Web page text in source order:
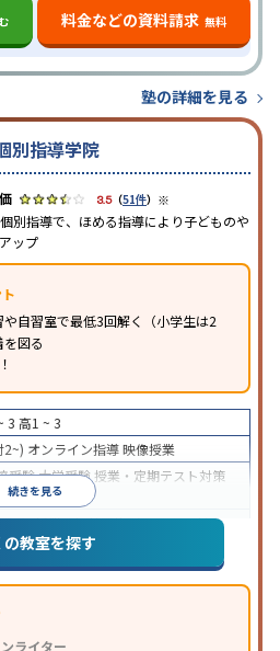
料金などの資料請求 無料
塾の詳細を見る
別指導学院
3.5（51件） ※
別指導で、ほめる指導により子どものや
ップ
自習室で最低3回解く（小学生は2
図る
続きを見る
3 高1 ~ 3
2~) オンライン指導映像授業
受験大学受験 授業・定期テスト対策
学習習慣の定着
あり授業の振替可能オンライン対応
可能季節講習のみの受講可
の個別指導塾アンケート調査方法を参
の教室を探す
ライター